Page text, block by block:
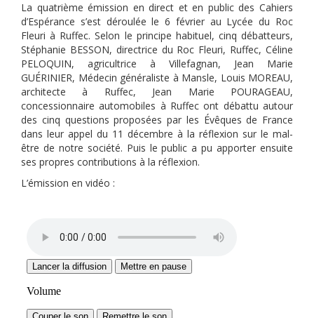
La quatrième émission en direct et en public des Cahiers
d’Espérance s’est déroulée le 6 février au Lycée du Roc
Fleuri à Ruffec. Selon le principe habituel, cinq débatteurs,
Stéphanie BESSON, directrice du Roc Fleuri, Ruffec, Céline
PELOQUIN, agricultrice à Villefagnan, Jean Marie
GUÉRINIER, Médecin généraliste à Mansle, Louis MOREAU,
architecte à Ruffec, Jean Marie POURAGEAU,
concessionnaire automobiles à Ruffec ont débattu autour
des cinq questions proposées par les Évêques de France
dans leur appel du 11 décembre à la réflexion sur le mal-
être de notre société. Puis le public a pu apporter ensuite
ses propres contributions à la réflexion.
L’émission en vidéo :